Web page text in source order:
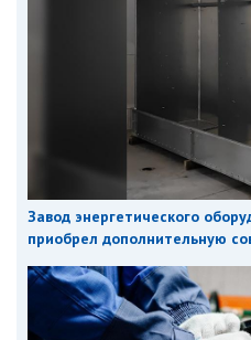
Завод энергетического
приобрел дополнительную